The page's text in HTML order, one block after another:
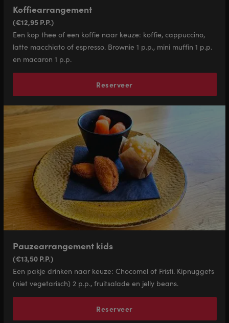
Koffiearrangement
(€12,95 P.P.)
Een kop thee of een koffie naar keuze: koffie, cappuccino,
latte macchiato of espresso. Brownie 1 p.p., mini muffin 1 p.p.
en macaron 1 p.p.
Reserveer
Pauzearrangement kids
(€13,50 P.P.)
Een pakje drinken naar keuze: Chocomel of Fristi. Kipnuggets
(niet vegetarisch) 2 p.p., fruitsalade en jelly beans.
Reserveer